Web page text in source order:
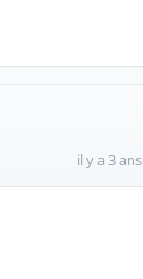
il y a 3 ans